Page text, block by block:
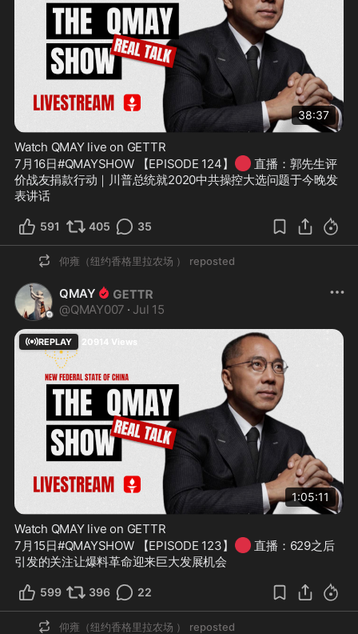
Watch QMAY live on GETTR
7月16日#QMAYSHOW 【EPISODE 124】 🔴 直播：郭先生评
价战友捐款行动｜川普总统就2020中共操控大选问题于今晚发
表讲话
38:37
591 405 35
仰雍（纽约香格里拉农场 ） reposted
QMAY
@QMAY007 · Jul 15
Watch QMAY live on GETTR
7月15日#QMAYSHOW 【EPISODE 123】 🔴 直播：629之后
引发的关注让爆料革命迎来巨大发展机会
REPLAY 20914 Views
1:05:11
599 396 22
仰雍（纽约香格里拉农场 ） reposted